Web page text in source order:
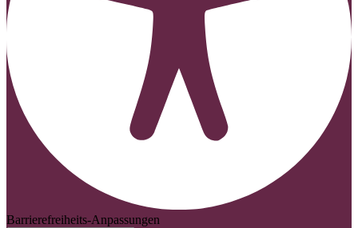
Barrierefreiheits-Anpassungen